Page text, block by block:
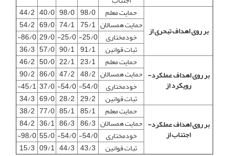
بر روی اهداف تبحری از
حمایت معلم 98/0
98/0
40/0
44/2
حمایت همسالان 75/1
74/1
69/0
54/2
خودمختاری
25/0-
25/0-
29/0
86/0-
ثبات قوانین
91/1
90/1
57/0
36/3
بر روی اهداف عملکرد-
رویکرد از
حمایت معلم 23/1
22/1
50/0
46/2
حمایت همسالان 48/2
47/2
86/0
90/2
خودمختاری
54/0-
54/0-
37/0
45/1-
ثبات قوانین
29/2
28/2
69/0
34/3
بر روی اهداف عملکرد-
اجتناب از
حمایت معلم 85/1
85/1
77/0
38/2
حمایت همسالان 86/3
86/3
36/1
84/2
خودمختاری
54/0-
54/0-
55/0
98/0-
ثبات قوانین
43/3
44/3
09/1
15/3